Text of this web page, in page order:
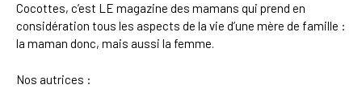
Cocottes, c’est LE magazine des mamans qui prend en
considération tous les aspects de la vie d’une mère de famille :
la maman donc, mais aussi la femme.
Nos autrices :